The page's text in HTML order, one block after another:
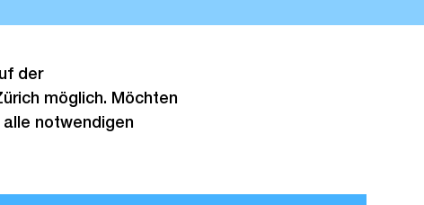
der
möglich. Möchten
notwendigen